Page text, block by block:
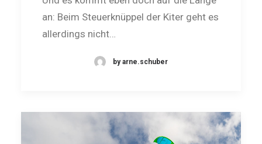
an: Beim Steuerknüppel der Kiter geht es
allerdings nicht…
by arne.schuber